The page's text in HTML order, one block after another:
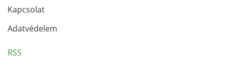
Kapcsolat
Adatvédelem
RSS